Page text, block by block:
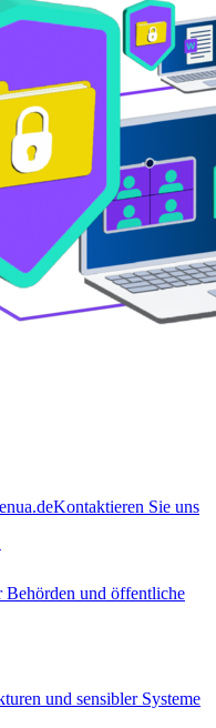
Kontaktieren Sie uns
Behörden und öffentliche
und sensibler Systeme